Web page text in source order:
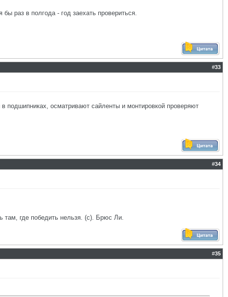
раз в полгода - год заехать провериться.
#33
осматривают сайленты и монтировкой проверяют
#34
там, где победить нельзя. (с). Брюс Ли.
#35